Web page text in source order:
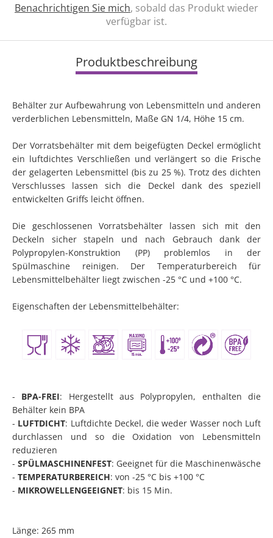
Benachrichtigen Sie mich, sobald das Produkt wieder
verfügbar ist.
Produktbeschreibung
Behälter zur Aufbewahrung von Lebensmitteln und anderen
verderblichen Lebensmitteln, Maße GN 1/4, Höhe 15 cm.
Der Vorratsbehälter mit dem beigefügten Deckel ermöglicht
ein luftdichtes Verschließen und verlängert so die Frische
der gelagerten Lebensmittel (bis zu 25 %). Trotz des dichten
Verschlusses lassen sich die Deckel dank des speziell
entwickelten Griffs leicht öffnen.
Die geschlossenen Vorratsbehälter lassen sich mit den
Deckeln sicher stapeln und nach Gebrauch dank der
Polypropylen-Konstruktion (PP) problemlos in der
Spülmaschine reinigen. Der Temperaturbereich für
Lebensmittelbehälter liegt zwischen -25 °C und +100 °C.
Eigenschaften der Lebensmittelbehälter:
- BPA-FREI: Hergestellt aus Polypropylen, enthalten die
Behälter kein BPA
- LUFTDICHT: Luftdichte Deckel, die weder Wasser noch Luft
durchlassen und so die Oxidation von Lebensmitteln
reduzieren
- SPÜLMASCHINENFEST: Geeignet für die Maschinenwäsche
- TEMPERATURBEREICH: von -25 °C bis +100 °C
- MIKROWELLENGEEIGNET: bis 15 Min.
Länge: 265 mm